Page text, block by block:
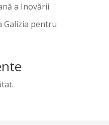
a Inovării
Galizia pentru